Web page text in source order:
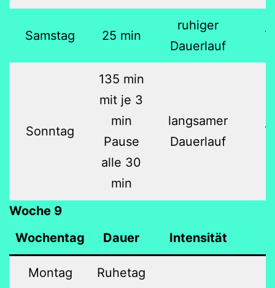
Samstag 25 min
ruhiger
Dauerlauf
Sonntag
135 min
mit je 3
min
Pause
alle 30
min
langsamer
Dauerlauf
Woche 9
Wochentag
Dauer Intensität
Montag Ruhetag